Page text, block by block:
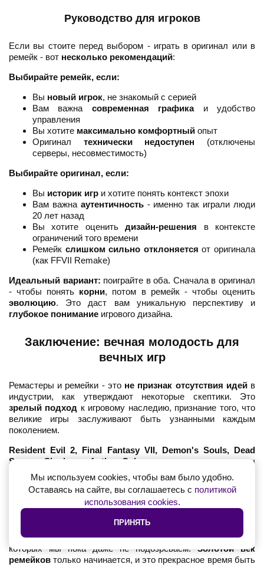
Руководство для игроков
Если вы стоите перед выбором - играть в оригинал или в
ремейк - вот несколько рекомендаций:
Выбирайте ремейк, если:
Вы новый игрок, не знакомый с серией
Вам важна современная графикаи удобство
управления
Вы хотите максимально комфортный опыт
Оригинал технически недоступен (отключены
серверы, несовместимость)
Выбирайте оригинал, если:
Вы историк игр и хотите понять контекст эпохи
Вам важна аутентичность- именно так играли люди
20 лет назад
Вы хотите оценитьдизайн-решения в контексте
ограничений того времени
Ремейк слишком сильно отклоняется от оригинала
(как FFVII Remake)
Идеальный вариант: поиграйте в оба. Сначала в оригинал
- чтобы понять корни, потом в ремейк - чтобы оценить
эволюцию. Это даст вам уникальную перспективу и
глубокое понимание игрового дизайна.
Заключение: вечная молодость для
вечных игр
Ремастеры и ремейки - это не признак отсутствия идейв
индустрии, как утверждают некоторые скептики. Это
зрелый подход к игровому наследию, признание того, что
великие игры заслуживают быть узнанными каждым
поколением.
Resident Evil 2, Final Fantasy VII, Demon's Souls, Dead
Space, Shadow of the Colossus- все эти проекты
доказали, что хорошая игра не стареет. Старееет лишь её
оболочка. И когда талантливые разработчики получают
возможностьобновить эту оболочку, сохраняя душу
оригинала, происходит настоящее волшебство.
Впереди нас ждут ремейкиMetal Gear Solid 3, Max Payne,
Splinter Cell, Perfect Darkи, возможно, многих других игр, о
которых мы пока даже не подозреваем.Золотой век
ремейков только начинается, и это прекрасное время быть
Мы используем cookies, чтобы вам было удобно.
Оставаясь на сайте, вы соглашаетесь с политикой
использования cookies.
ПРИНЯТЬ